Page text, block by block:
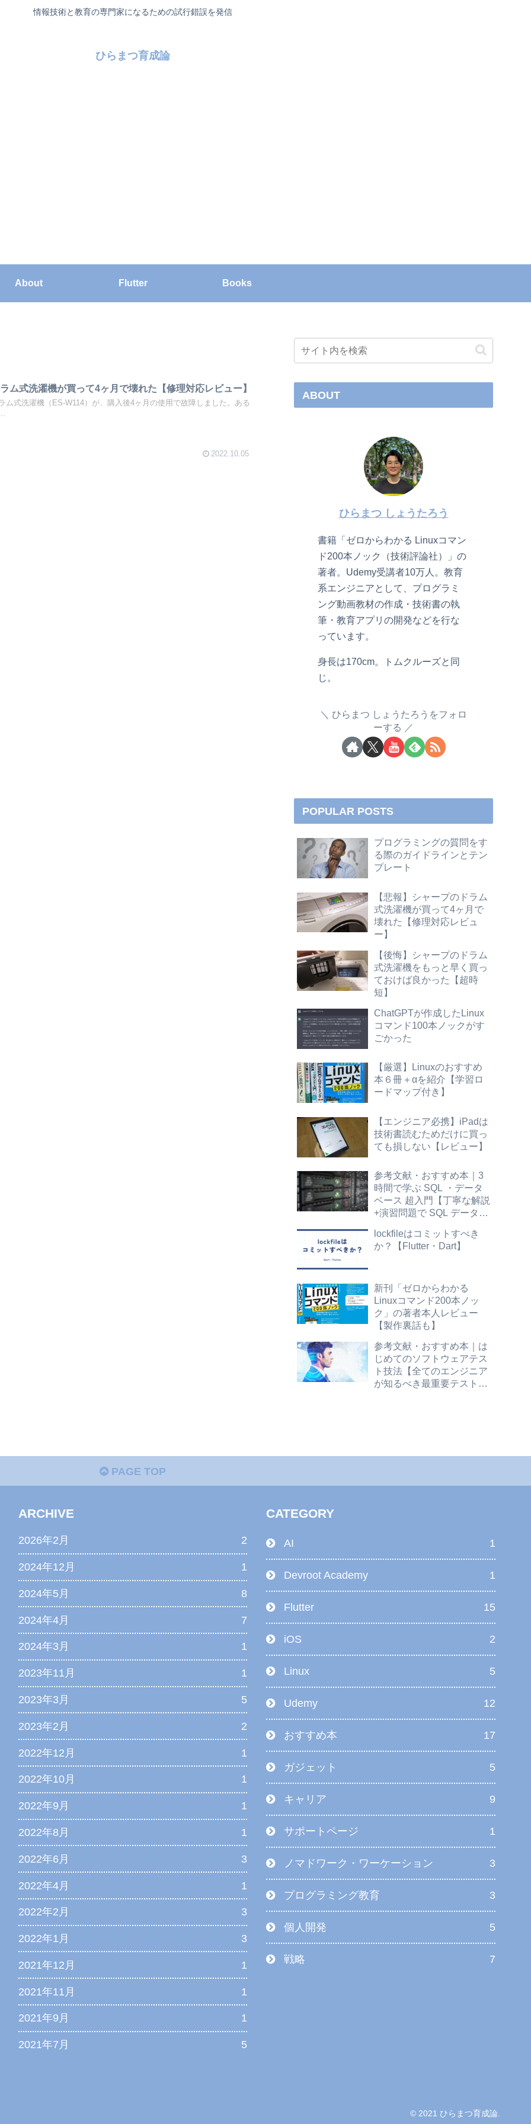
情報技術と教育の専門家になるための試行錯誤を発信
ひらまつ育成論
About Flutter Books
ム式洗濯機が買って4ヶ月で壊れた【修理対応レビュー】
ム式洗濯機（ES-W114）が、購入後4ヶ月の使用で故障しました。ある
2022.10.05
ABOUT
ひらまつ しょうたろう
書籍「ゼロからわかる Linuxコマン
ド200本ノック（技術評論社）」の
著者。Udemy受講者10万人。教育
系エンジニアとして、プログラミ
ング動画教材の作成・技術書の執
筆・教育アプリの開発などを行な
っています。
身長は170cm。トムクルーズと同
じ。
ひらまつ しょうたろうをフォロ
ーする
POPULAR POSTS
プログラミングの質問をす
る際のガイドラインとテン
プレート
【悲報】シャープのドラム
式洗濯機が買って4ヶ月で
壊れた【修理対応レビュ
ー】
【後悔】シャープのドラム
式洗濯機をもっと早く買っ
ておけば良かった【超時
短】
ChatGPTが作成したLinux
コマンド100本ノックがす
ごかった
【厳選】Linuxのおすすめ
本６冊＋αを紹介【学習ロ
ードマップ付き】
【エンジニア必携】iPadは
技術書読むためだけに買っ
ても損しない【レビュー】
参考文献・おすすめ本｜3
時間で学ぶ SQL ・データ
ベース 超入門【丁寧な解説
+演習問題で SQL データ抽
SQL
lockfileはコミットすべき
か？【Flutter・Dart】
新刊「ゼロからわかる
Linuxコマンド200本ノッ
ク」の著者本人レビュー
【製作裏話も】
参考文献・おすすめ本｜は
じめてのソフトウェアテス
ト技法【全てのエンジニア
が知るべき最重要テスト技
PAGE TOP
ARCHIVE
2026年2月 2
2024年12月 1
2024年5月 8
2024年4月 7
2024年3月 1
2023年11月 1
2023年3月 5
2023年2月 2
2022年12月 1
2022年10月 1
2022年9月 1
2022年8月 1
2022年6月 3
2022年4月 1
2022年2月 3
2022年1月 3
2021年12月 1
2021年11月 1
2021年9月 1
2021年7月 5
CATEGORY
AI 1
Devroot Academy 1
Flutter 15
iOS 2
Linux 5
Udemy 12
おすすめ本 17
ガジェット 5
キャリア 9
サポートページ 1
ノマドワーク・ワーケーション 3
プログラミング教育 3
個人開発 5
戦略 7
© 2021 ひらまつ育成論.